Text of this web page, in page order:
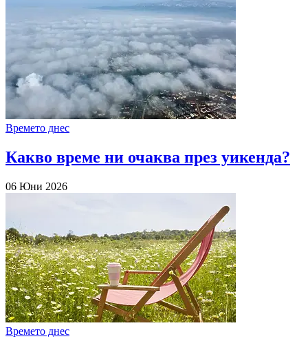
Времето днес
Какво време ни очаква през уикенда?
06 Юни 2026
Времето днес